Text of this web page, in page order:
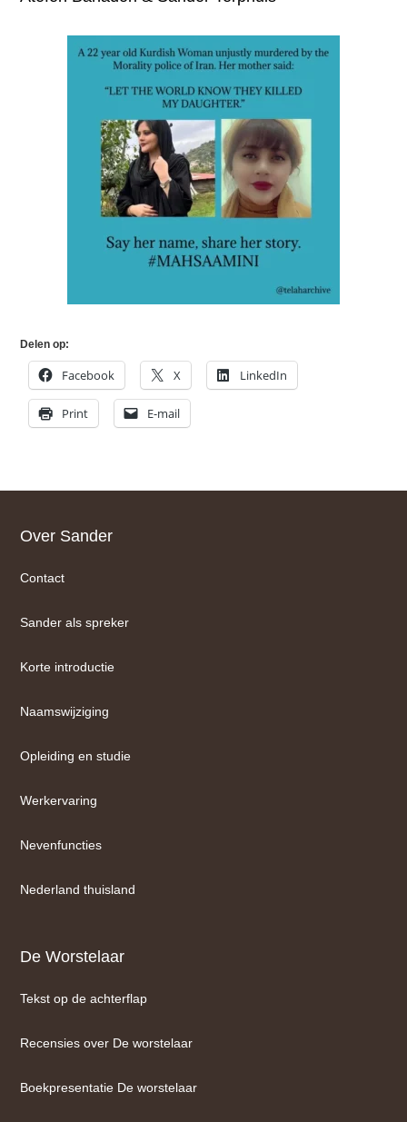
Delen op:
Facebook X LinkedIn
Print E-mail
Footer
Over Sander
Contact
Sander als spreker
Korte introductie
Naamswijziging
Opleiding en studie
Werkervaring
Nevenfuncties
Nederland thuisland
De Worstelaar
Tekst op de achterflap
Recensies over De worstelaar
Boekpresentatie De worstelaar